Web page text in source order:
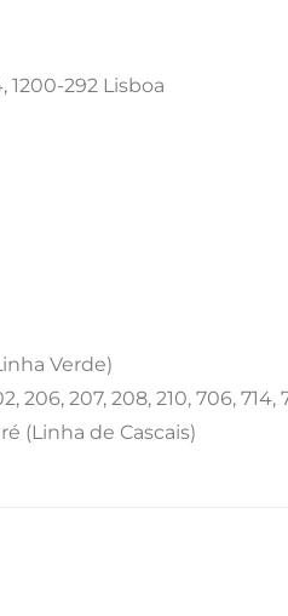
1200-292 Lisboa
Verde)
206, 207, 208, 210, 706, 714,
(Linha de Cascais)